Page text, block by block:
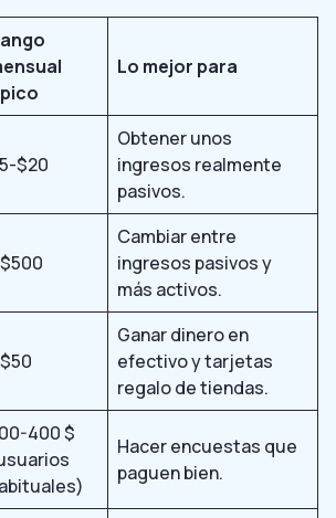
Lo mejor para
$20
Obtener unos
ingresos realmente
pasivos.
Cambiar entre
ingresos pasivos y
más activos.
Ganar dinero en
efectivo y tarjetas
regalo de tiendas.
400 $
Hacer encuestas que
paguen bien.